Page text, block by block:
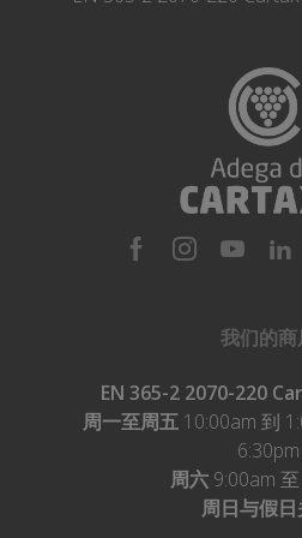
我们的商
EN 365-2 2070-220
周一至周五 10:00am 到
6:30pm
周六 9:00am
周日与假日